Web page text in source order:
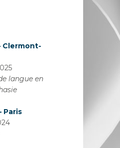
Clermont-
langue en
Paris